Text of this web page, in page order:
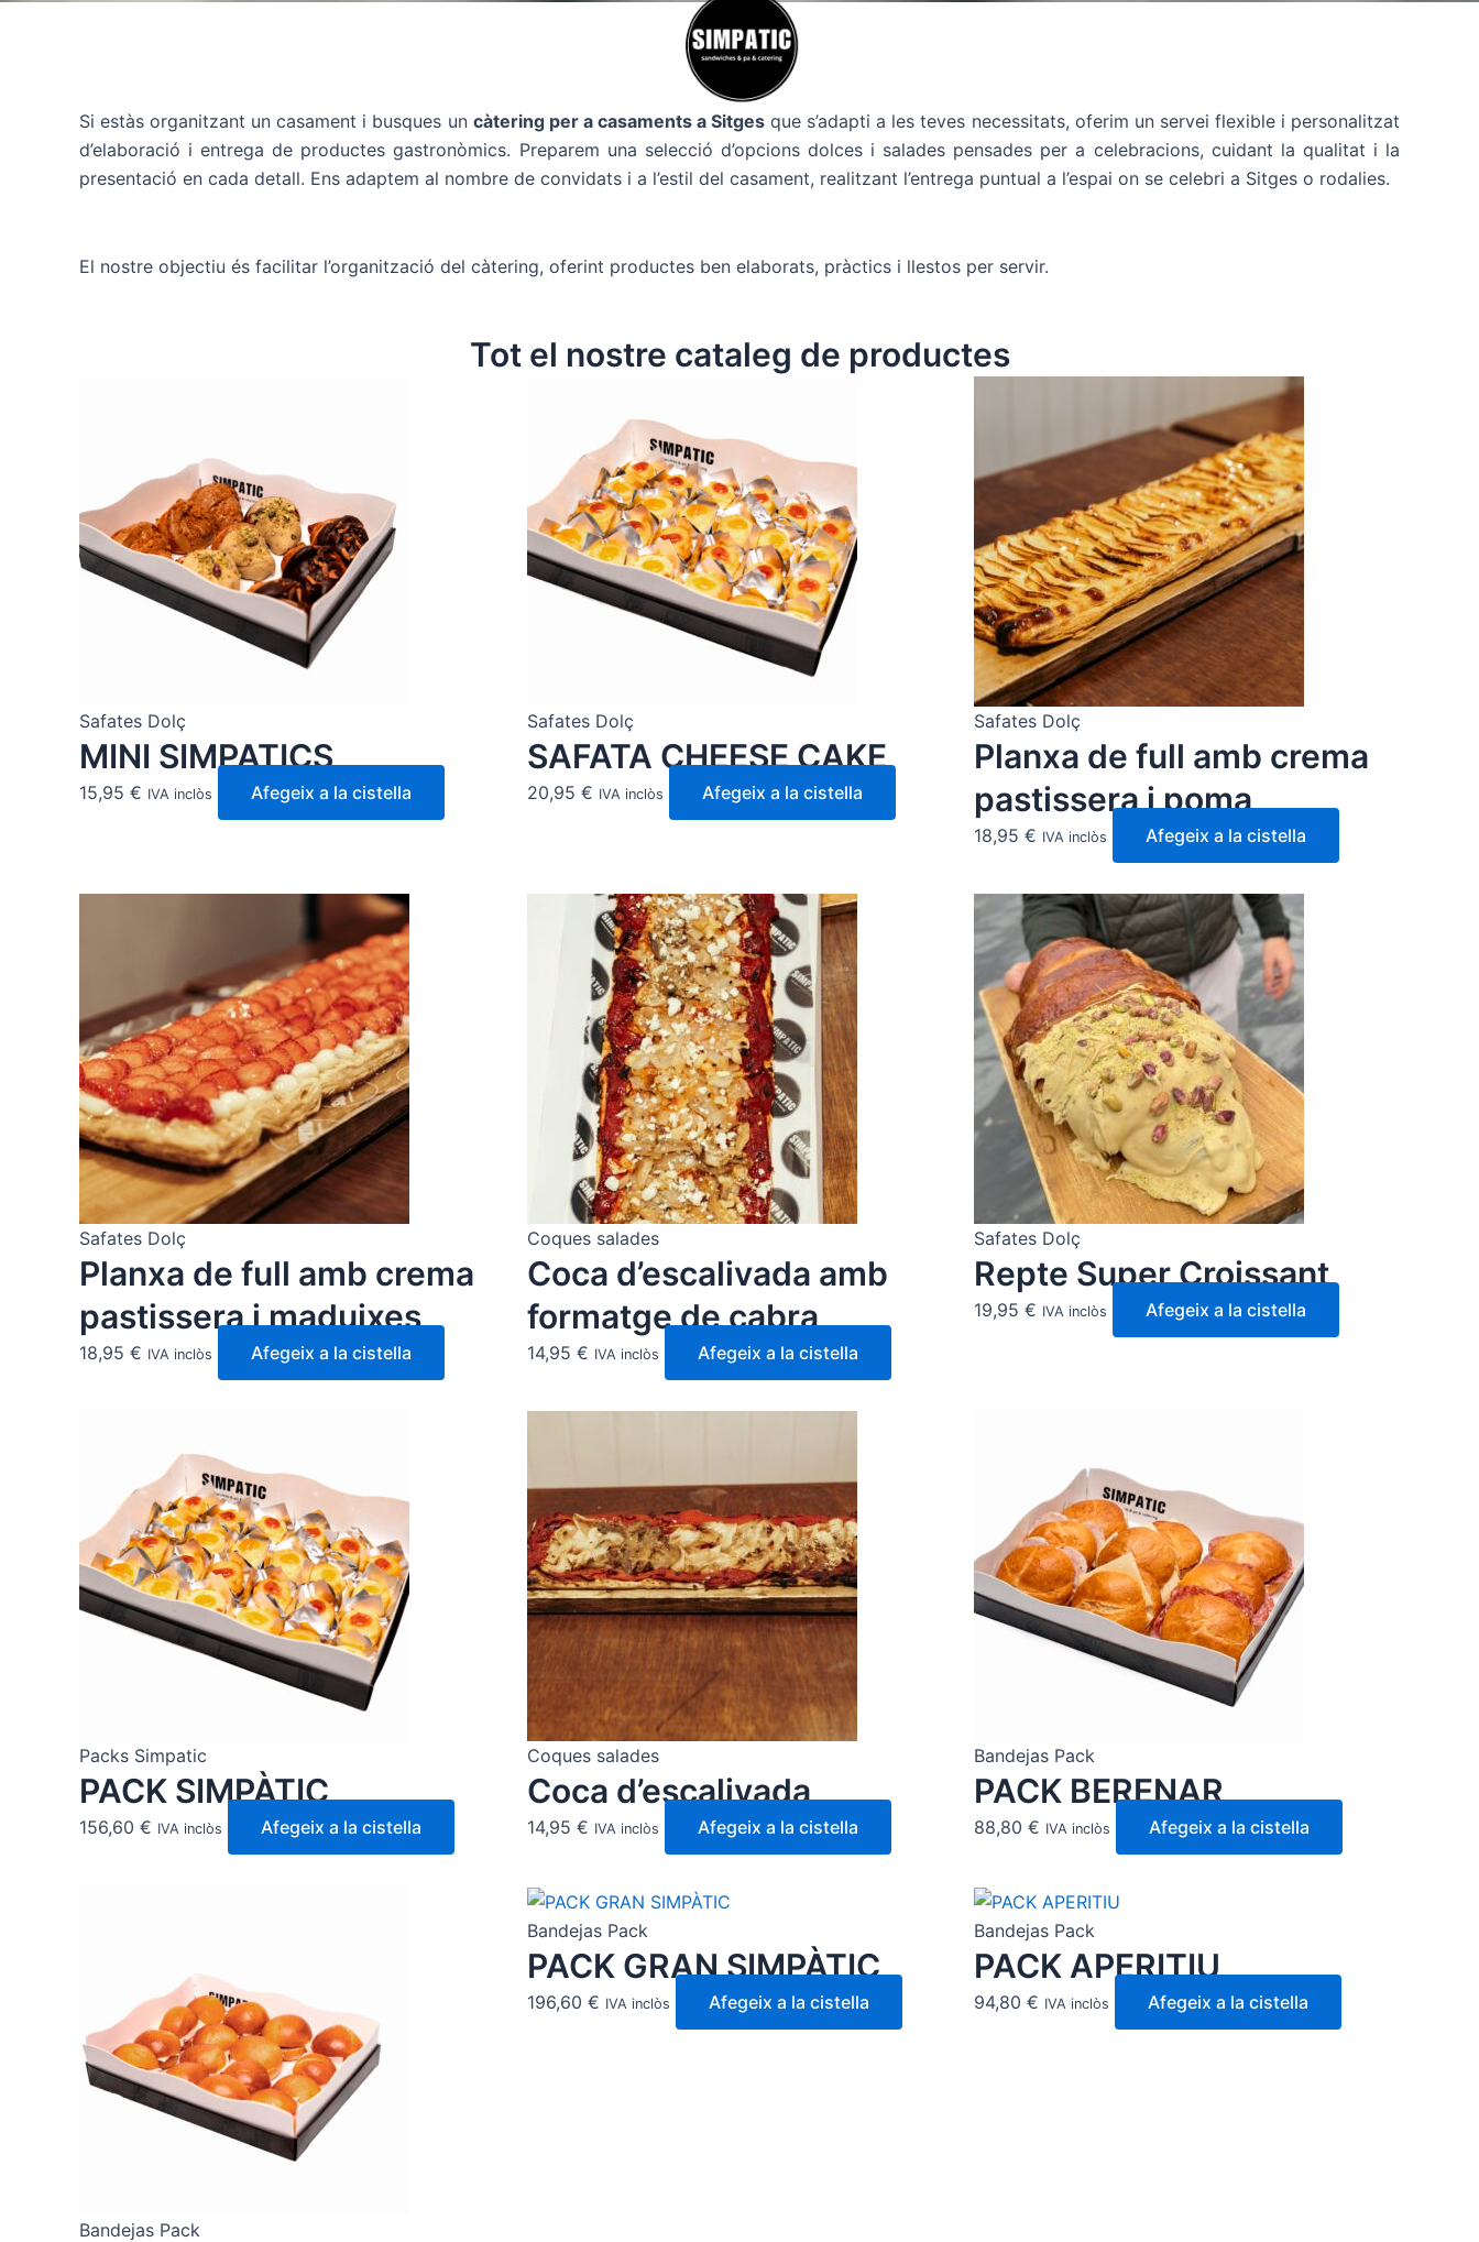
Si estàs organitzant un casament i busques un càtering per a casaments a Sitges que s’adapti a les teves necessitats, oferim un servei flexible i personalitzat
d’elaboració i entrega de productes gastronòmics. Preparem una selecció d’opcions dolces i salades pensades per a celebracions, cuidant la qualitat i la
presentació en cada detall. Ens adaptem al nombre de convidats i a l’estil del casament, realitzant l’entrega puntual a l’espai on se celebri a Sitges o rodalies.
El nostre objectiu és facilitar l’organització del càtering, oferint productes ben elaborats, pràctics i llestos per servir.
Tot el nostre cataleg de productes
Safates Dolç
MINI SIMPATICS
15,95 € IVA inclòs Afegeix a la cistella
Safates Dolç
SAFATA CHEESE CAKE
20,95 € IVA inclòs Afegeix a la cistella
Safates Dolç
Planxa de full amb crema
pastissera i poma
18,95€ IVA inclòs Afegeix a la cistella
Safates Dolç
Planxa de full amb crema
pastissera i maduixes
18,95 € IVA inclòs Afegeix a la cistella
Coques salades
Coca d’escalivada amb
formatge de cabra
14,95 € IVA inclòs Afegeix a la cistella
Safates Dolç
Repte Super Croissant
19,95€ IVA inclòs Afegeix a la cistella
Packs Simpatic
PACK SIMPÀTIC
156,60 € IVA inclòs Afegeix a la cistella
Coques salades
Coca d’escalivada
14,95 € IVA inclòs Afegeix a la cistella
Bandejas Pack
PACK BERENAR
88,80€ IVA inclòs Afegeix a la cistella
Bandejas Pack
Bandejas Pack
PACK GRAN SIMPÀTIC
196,60 € IVA inclòs Afegeix a la cistella
Bandejas Pack
PACK APERITIU
94,80€ IVA inclòs Afegeix a la cistella